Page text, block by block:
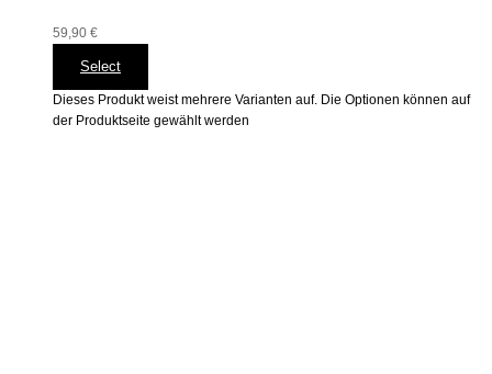
59,90 €
Select
Dieses Produkt weist mehrere Varianten auf. Die Optionen können auf
der Produktseite gewählt werden